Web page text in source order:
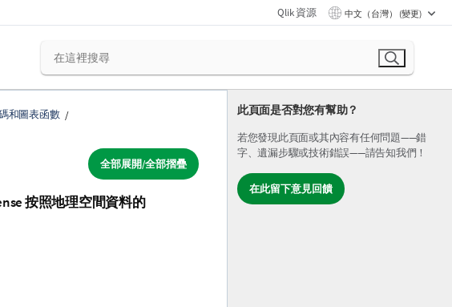
Qlik 資源 中文（台灣） (變更)
此頁面是否對您有幫助？
若您發現此頁面或其內容有任何問題——錯
字、遺漏步驟或技術錯誤——請告知我們！
在此留下意見回饋
和圖表函數
全部展開/全部摺疊
按照地理空間資料的